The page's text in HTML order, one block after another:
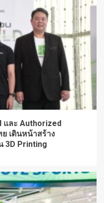
และ Authorized
เดินหน้าสร้าง
3D Printing